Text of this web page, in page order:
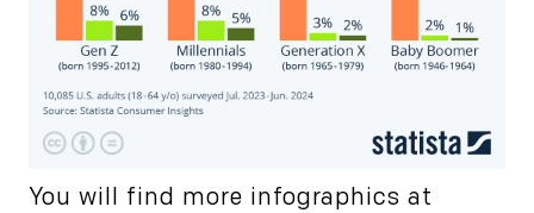
You will find more infographics at